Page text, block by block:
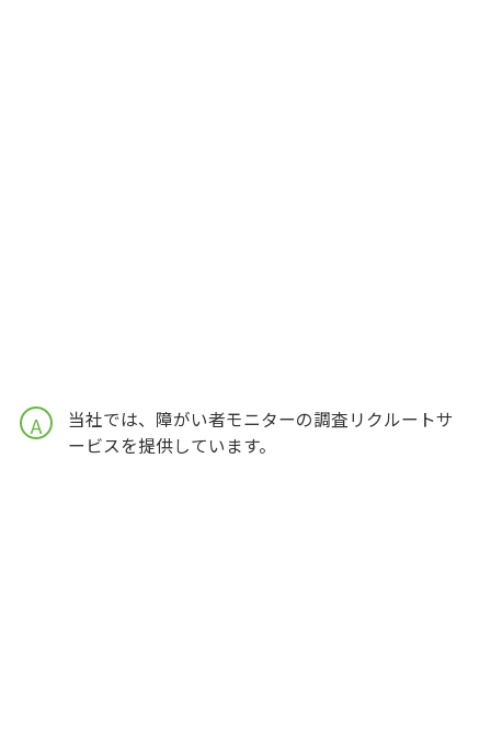
A
当社では、障がい者モニターの調査リクルートサ
ービスを提供しています。